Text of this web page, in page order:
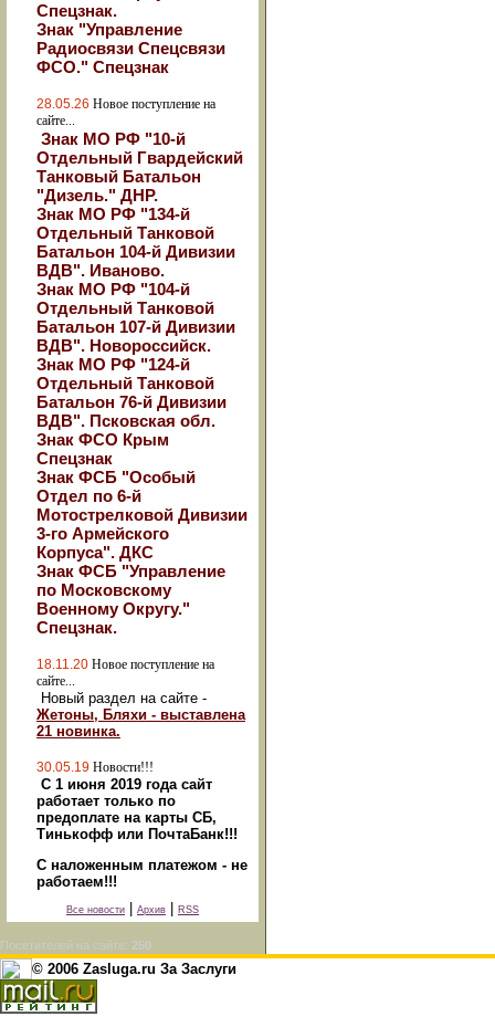
Спецзнак.
Знак "Управление
Радиосвязи Спецсвязи
ФСО." Спецзнак
28.05.26 Новое поступление на
сайте...
Знак МО РФ "10-й
Отдельный Гвардейский
Танковый Батальон
"Дизель." ДНР.
Знак МО РФ "134-й
Отдельный Танковой
Батальон 104-й Дивизии
ВДВ". Иваново.
Знак МО РФ "104-й
Отдельный Танковой
Батальон 107-й Дивизии
ВДВ". Новороссийск.
Знак МО РФ "124-й
Отдельный Танковой
Батальон 76-й Дивизии
ВДВ". Псковская обл.
Знак ФСО Крым
Спецзнак
Знак ФСБ "Особый
Отдел по 6-й
Мотострелковой Дивизии
3-го Армейского
Корпуса". ДКС
Знак ФСБ "Управление
по Московскому
Военному Округу."
Спецзнак.
18.11.20 Новое поступление на
сайте...
Новый раздел на сайте -
Жетоны, Бляхи - выставлена
21 новинка.
30.05.19 Новости!!!
С 1 июня 2019 года сайт
работает только по
предоплате на карты СБ,
Тинькофф или ПочтаБанк!!!
С наложенным платежом - не
работаем!!!
Все новости Архив RSS
Посетителей на сайте: 250
© 2006 Zasluga.ru За Заслуги